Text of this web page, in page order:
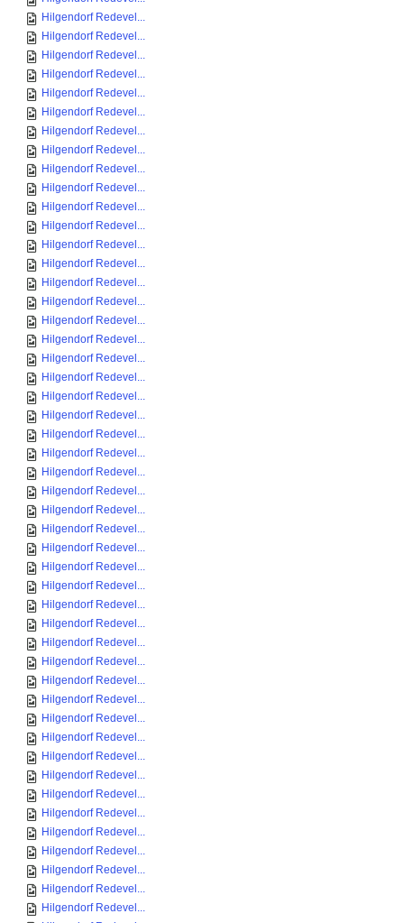
Hilgendorf Redevel...
Hilgendorf Redevel...
Hilgendorf Redevel...
Hilgendorf Redevel...
Hilgendorf Redevel...
Hilgendorf Redevel...
Hilgendorf Redevel...
Hilgendorf Redevel...
Hilgendorf Redevel...
Hilgendorf Redevel...
Hilgendorf Redevel...
Hilgendorf Redevel...
Hilgendorf Redevel...
Hilgendorf Redevel...
Hilgendorf Redevel...
Hilgendorf Redevel...
Hilgendorf Redevel...
Hilgendorf Redevel...
Hilgendorf Redevel...
Hilgendorf Redevel...
Hilgendorf Redevel...
Hilgendorf Redevel...
Hilgendorf Redevel...
Hilgendorf Redevel...
Hilgendorf Redevel...
Hilgendorf Redevel...
Hilgendorf Redevel...
Hilgendorf Redevel...
Hilgendorf Redevel...
Hilgendorf Redevel...
Hilgendorf Redevel...
Hilgendorf Redevel...
Hilgendorf Redevel...
Hilgendorf Redevel...
Hilgendorf Redevel...
Hilgendorf Redevel...
Hilgendorf Redevel...
Hilgendorf Redevel...
Hilgendorf Redevel...
Hilgendorf Redevel...
Hilgendorf Redevel...
Hilgendorf Redevel...
Hilgendorf Redevel...
Hilgendorf Redevel...
Hilgendorf Redevel...
Hilgendorf Redevel...
Hilgendorf Redevel...
Hilgendorf Redevel...